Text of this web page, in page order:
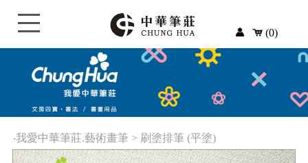
(0)
‧我愛中華筆莊.藝術畫筆 > 刷塗排筆 (平塗)